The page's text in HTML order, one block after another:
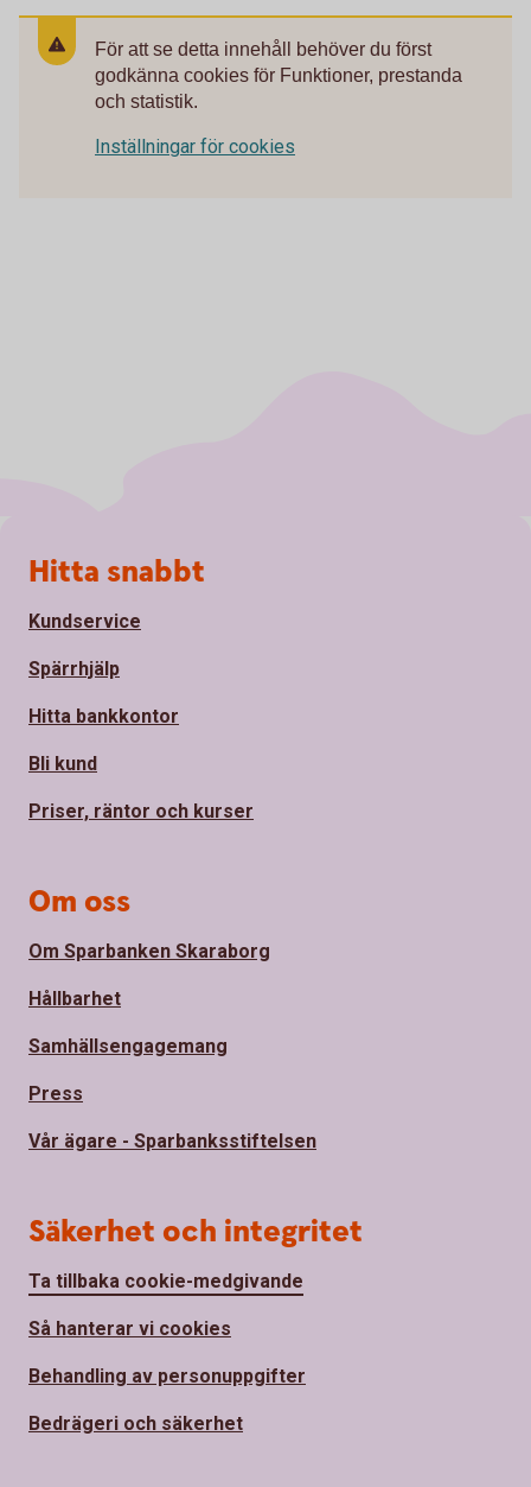
För att se detta innehåll behöver du först
godkänna cookies för Funktioner, prestanda
och statistik.
Inställningar för cookies
Sidfot
Hitta snabbt
Kundservice
Spärrhjälp
Hitta bankkontor
Bli kund
Priser, räntor och kurser
Om oss
Om Sparbanken Skaraborg
Hållbarhet
Samhällsengagemang
Press
Vår ägare - Sparbanksstiftelsen
Säkerhet och integritet
Ta tillbaka cookie-medgivande
Så hanterar vi cookies
Behandling av personuppgifter
Bedrägeri och säkerhet